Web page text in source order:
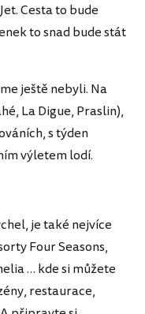
Cesta to bude
to snad bude stát
ještě nebyli. Na
La Digue, Praslin),
s týden
výletem lodí.
je také nejvíce
Four Seasons,
… kde si můžete
restaurace,